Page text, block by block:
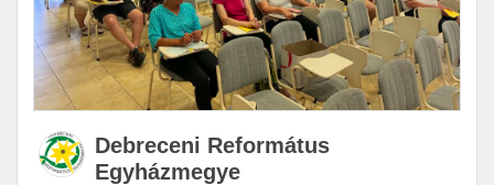
Debreceni Református
Egyházmegye